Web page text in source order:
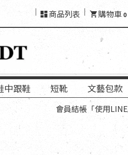
商品列表 購物車 0
中跟鞋 短靴 文藝包款
會員結帳「使用LINE應用程式